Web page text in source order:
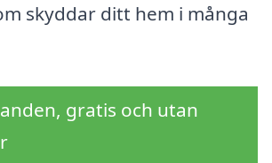
skyddar ditt hem i många
gratis och utan